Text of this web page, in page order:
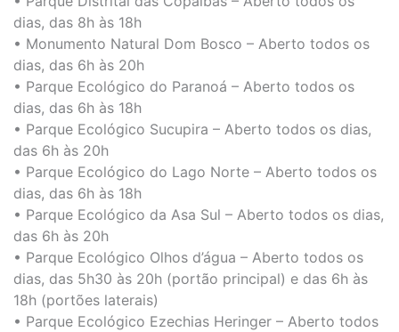
dias, das 8h às 18h
• Monumento Natural Dom Bosco – Aberto todos os
dias, das 6h às 20h
• Parque Ecológico do Paranoá – Aberto todos os
dias, das 6h às 18h
• Parque Ecológico Sucupira – Aberto todos os dias,
das 6h às 20h
• Parque Ecológico do Lago Norte – Aberto todos os
dias, das 6h às 18h
• Parque Ecológico da Asa Sul – Aberto todos os dias,
das 6h às 20h
• Parque Ecológico Olhos d’água – Aberto todos os
dias, das 5h30 às 20h (portão principal) e das 6h às
18h (portões laterais)
• Parque Ecológico Ezechias Heringer – Aberto todos